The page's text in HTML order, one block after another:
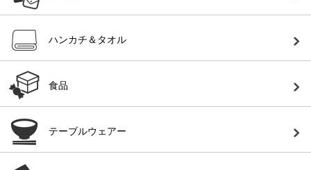
ハンカチ＆タオル
食品
テーブルウェアー